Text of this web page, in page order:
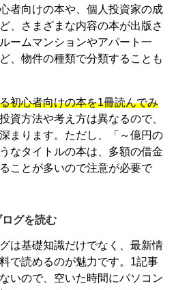
者向けの本や、個人投資家の成
、さまざまな内容の本が出版さ
ームマンションやアパート一
、物件の種類で分類することも
初心者向けの本を1冊読んでみ
資方法や考え方は異なるので、
まります。ただし、「～億円の
なタイトルの本は、多額の借金
ことが多いので注意が必要で
グを読む
は基礎知識だけでなく、最新情
で読めるのが魅力です。1記事
いので、空いた時間にパソコン